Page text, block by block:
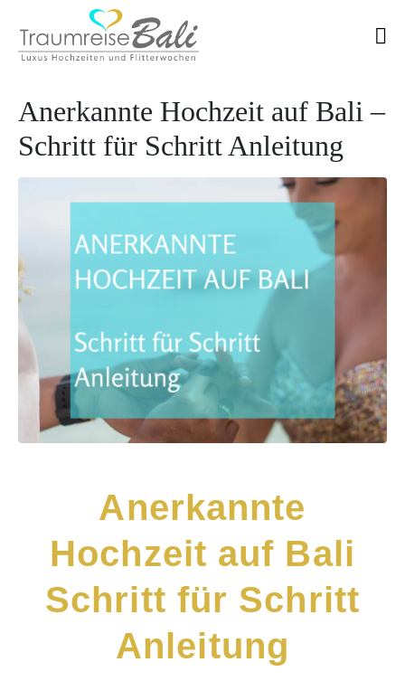
Anerkannte Hochzeit auf Bali –
Schritt für Schritt Anleitung
Anerkannte
Hochzeit auf Bali
Schritt für Schritt
Anleitung